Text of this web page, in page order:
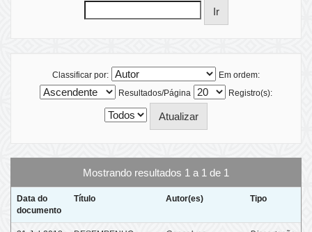
Classificar por:
Em ordem:
Resultados/Página
Registro(s):
Mostrando resultados 1 a 1 de 1
Data do
documento
Título Autor(es) Tipo